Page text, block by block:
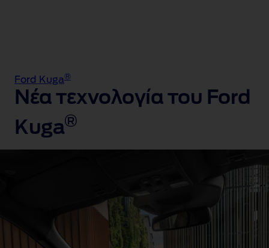
Ford Kuga®
Νέα τεχνολογία του Ford
Kuga®